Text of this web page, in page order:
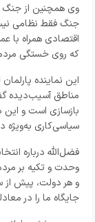
وی همچنین از جنگ
جنگ فقط نظامی
اقتصادی همراه با
که روی خستگی مردم
این نماینده
مناطق آسیب‌دیده
بازسازی است و این
سیاسی‌کاری
فضل‌الله درباره
وحدت و تکیه بر
و هر دولت، پیش
جایگاه ما را در